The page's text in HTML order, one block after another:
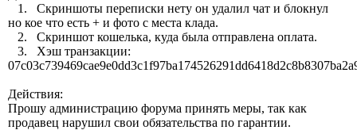
1. Скриншоты переписки нету он удалил чат и блокнул
но кое что есть + и фото с места клада.
2. Скриншот кошелька, куда была отправлена оплата.
3. Хэш транзакции:
Действия:
Прошу администрацию форума принять меры, так как
продавец нарушил свои обязательства по гарантии.